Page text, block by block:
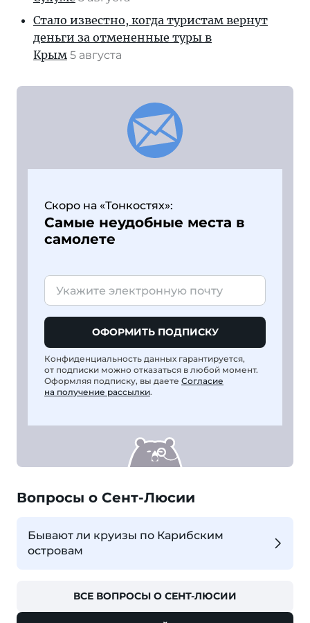
Стало известно, когда туристам вернут
деньги за отмененные туры в
Крым 5 августа
Скоро на «Тонкостях»:
Самые неудобные места в
самолете
ОФОРМИТЬ ПОДПИСКУ
Конфиденциальность данных гарантируется,
от подписки можно отказаться в любой момент.
Оформляя подписку, вы даете Согласие
на получение рассылки.
Вопросы о Сент-Люсии
Бывают ли круизы по Карибским
островам
ВСЕ ВОПРОСЫ О СЕНТ-ЛЮСИИ